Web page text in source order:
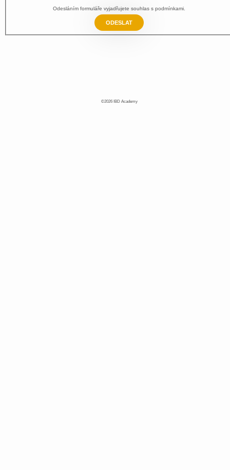
Odesláním formuláře vyjadřujete souhlas s podmínkami
ODESLAT
©2026 IBD Academy